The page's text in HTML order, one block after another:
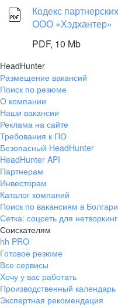
Кодекс
ООО «Хэдхантер»
PDF, 10 Mb
HeadHunter
Размещение вакансий
Поиск по резюме
О компании
Наши вакансии
Реклама на сайте
Требования к ПО
Безопасный HeadHunter
HeadHunter API
Партнерам
Инвесторам
Каталог компаний
Поиск по вакансиям в
Сетка: соцсеть для
Соискателям
hh PRO
Готовое резюме
Все сервисы
Хочу у вас работать
Производственный календарь
Экспертная рекомендация